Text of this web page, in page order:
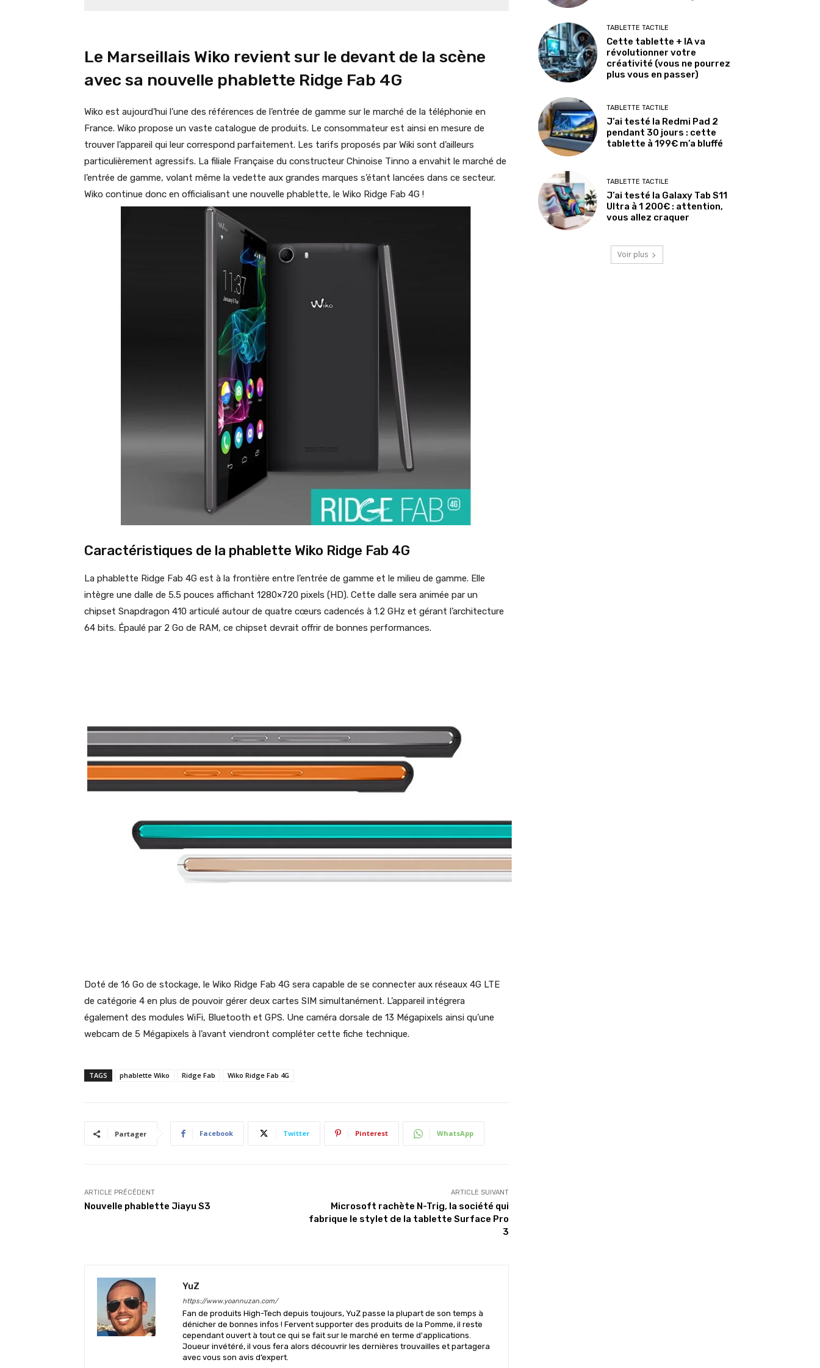
Le Marseillais Wiko revient sur le devant de la scène
avec sa nouvelle phablette Ridge Fab 4G
Wiko est aujourd’hui l’une des références de l’entrée de gamme sur le marché de la téléphonie en
France. Wiko propose un vaste catalogue de produits. Le consommateur est ainsi en mesure de
trouver l’appareil qui leur correspond parfaitement. Les tarifs proposés par Wiki sont d’ailleurs
particulièrement agressifs. La filiale Française du constructeur Chinoise Tinno a envahit le marché de
l’entrée de gamme, volant même la vedette aux grandes marques s’étant lancées dans ce secteur.
Wiko continue donc en officialisant une nouvelle phablette, le Wiko Ridge Fab 4G !
Caractéristiques de la phablette Wiko Ridge Fab 4G
La phablette Ridge Fab 4G est à la frontière entre l’entrée de gamme et le milieu de gamme. Elle
intègre une dalle de 5.5 pouces affichant 1280×720 pixels (HD). Cette dalle sera animée par un
chipset Snapdragon 410 articulé autour de quatre cœurs cadencés à 1.2 GHz et gérant l’architecture
64 bits. Épaulé par 2 Go de RAM, ce chipset devrait offrir de bonnes performances.
Doté de 16 Go de stockage, le Wiko Ridge Fab 4G sera capable de se connecter aux réseaux 4G LTE
de catégorie 4 en plus de pouvoir gérer deux cartes SIM simultanément. L’appareil intégrera
également des modules WiFi, Bluetooth et GPS. Une caméra dorsale de 13 Mégapixels ainsi qu’une
webcam de 5 Mégapixels à l’avant viendront compléter cette fiche technique.
TAGS phablette Wiko Ridge Fab Wiko Ridge Fab 4G
Partager Facebook Twitter Pinterest WhatsApp
ARTICLE PRÉCÉDENT
Nouvelle phablette Jiayu S3
ARTICLE SUIVANT
Microsoft rachète N-Trig, la société qui
fabrique le stylet de la tablette Surface Pro
3
YuZ
https://www.yoannuzan.com/
Fan de produits High-Tech depuis toujours, YuZ passe la plupart de son temps à
dénicher de bonnes infos ! Fervent supporter des produits de la Pomme, il reste
cependant ouvert à tout ce qui se fait sur le marché en terme d'applications.
Joueur invétéré, il vous fera alors découvrir les dernières trouvailles et partagera
avec vous son avis d’expert.
TABLETTE TACTILE
Cette tablette + IA va
révolutionner votre
créativité (vous ne pourrez
plus vous en passer)
TABLETTE TACTILE
J’ai testé la Redmi Pad 2
pendant 30 jours : cette
tablette à 199€ m’a bluffé
TABLETTE TACTILE
J’ai testé la Galaxy Tab S11
Ultra à 1 200€ : attention,
vous allez craquer
Voir plus